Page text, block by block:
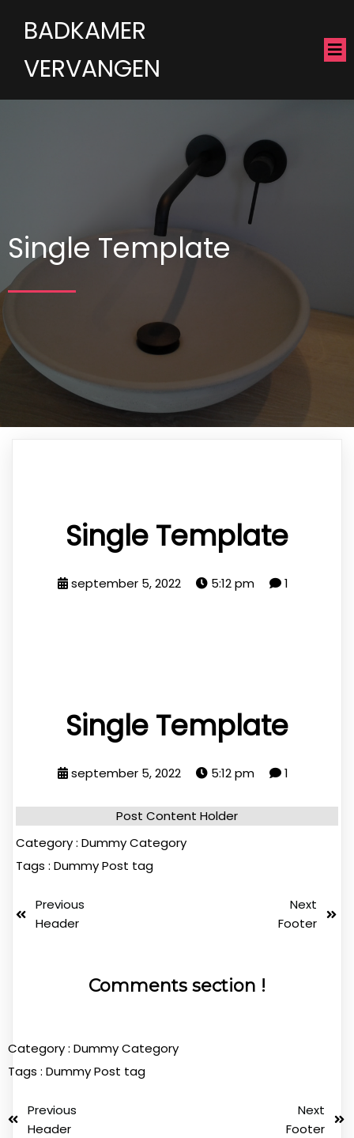
BADKAMER
VERVANGEN
Single Template
Single Template
september 5, 2022 5:12 pm 1
Single Template
september 5, 2022 5:12 pm 1
Post Content Holder
Category : Dummy Category
Tags : Dummy Post tag
Previous
Header
Next
Footer
Comments section !
Category : Dummy Category
Tags : Dummy Post tag
Previous
Header
Next
Footer